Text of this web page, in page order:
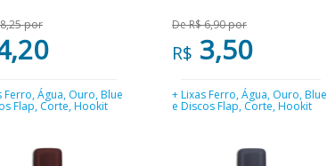
por
Ferro, Água, Ouro, Blue
Flap, Corte, Hookit
De R$ 6,90 por
R$ 3,50
+ Lixas Ferro, Água, Ouro, Blue
e Discos Flap, Corte, Hookit